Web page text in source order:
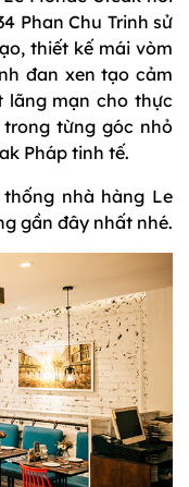
Phan Chu Trinh sử
thiết kế mái vòm
đan xen tạo cảm
lãng mạn cho thực
từng góc nhỏ
Pháp tinh tế.
nhà hàng Le
gần đây nhất nhé.